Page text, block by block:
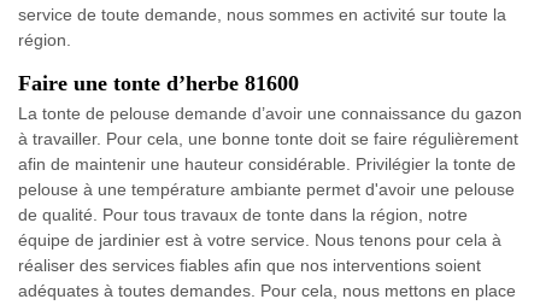
service de toute demande, nous sommes en activité sur toute la
région.
Faire une tonte d’herbe 81600
La tonte de pelouse demande d’avoir une connaissance du gazon
à travailler. Pour cela, une bonne tonte doit se faire régulièrement
afin de maintenir une hauteur considérable. Privilégier la tonte de
pelouse à une température ambiante permet d'avoir une pelouse
de qualité. Pour tous travaux de tonte dans la région, notre
équipe de jardinier est à votre service. Nous tenons pour cela à
réaliser des services fiables afin que nos interventions soient
adéquates à toutes demandes. Pour cela, nous mettons en place